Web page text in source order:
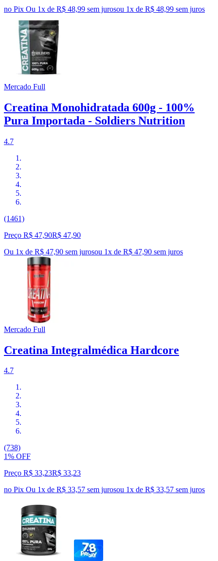
no Pix Ou 1x de R$ 48,99 sem jurosou 1x de R$ 48,99 sem juros
Mercado Full
Creatina Monohidratada 600g - 100%
Pura Importada - Soldiers Nutrition
4.7
(1461)
Preço R$ 47,90R$ 47,90
Ou 1x de R$ 47,90 sem jurosou 1x de R$ 47,90 sem juros
Mercado Full
Creatina Integralmédica Hardcore
4.7
(738)
1% OFF
Preço R$ 33,23R$ 33,23
no Pix Ou 1x de R$ 33,57 sem jurosou 1x de R$ 33,57 sem juros